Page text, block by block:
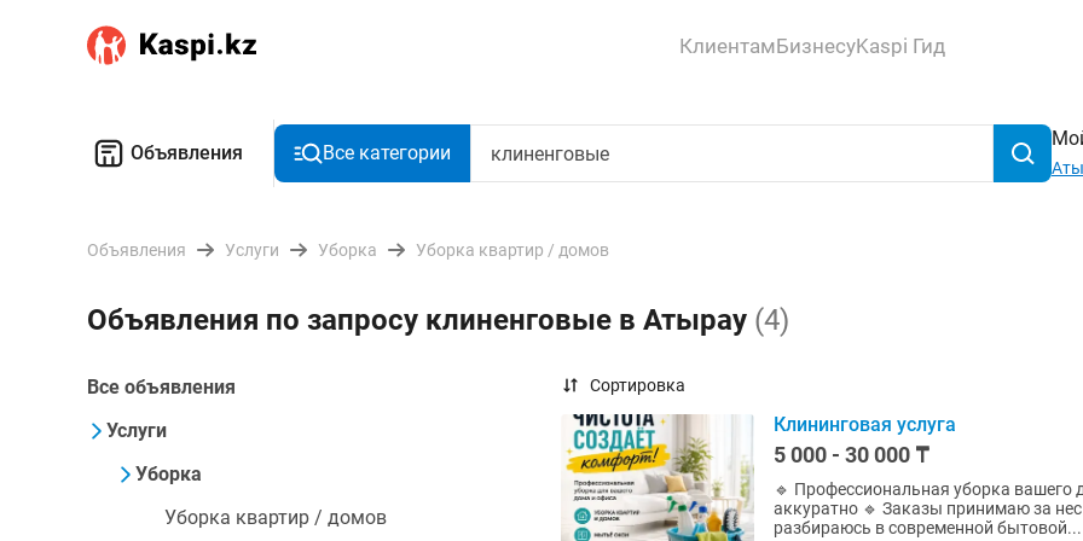
КлиентамБизнесуKaspi Гид
Объявления Все категории
Объявления Услуги Уборка Уборка квартир / домов
Объявления по запросу клиненговые в Атырау (4)
Все объявления
Услуги
Уборка
Уборка квартир / домов
Сортировка
Клининговая услуга
5 000 - 30 000 ₸
🔹 Профессиональная уборка
аккуратно 🔹 Заказы принимаю за
разбираюсь в современной бытовой...